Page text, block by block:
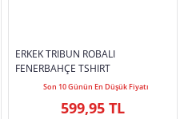
ERKEK TRIBUN ROBALI
FENERBAHÇE TSHIRT
Son 10 Günün En Düşük Fiyatı
599,95 TL